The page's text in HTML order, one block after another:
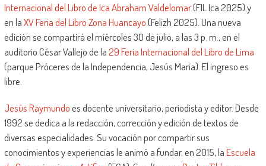
Internacional del Libro de Ica Abraham Valdelomar(FIL Ica 2025) y
en laXV Feria del Libro Zona Huancayo(Felizh 2025). Una nueva
edición se compartirá el miércoles 30 de julio, a las 3 p. m., en el
auditorio César Vallejo de la29 Feria Internacional del Libro de Lima
(parque Próceres de la Independencia, Jesús María). El ingreso es
libre.
Jesús Raymundoes docente universitario, periodista y editor. Desde
1992 se dedica a la redacción, corrección y edición de textos de
diversas especialidades. Su vocación por compartir sus
conocimientos y experiencias le animó a fundar, en 2015, laEscuela